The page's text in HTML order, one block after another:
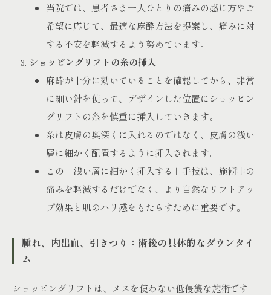
当院では、患者さま一人ひとりの痛みの感じ方やご
希望に応じて、最適な麻酔方法を提案し、痛みに対
する不安を軽減するよう努めています。
ショッピングリフトの糸の挿入
麻酔が十分に効いていることを確認してから、非常
に細い針を使って、デザインした位置にショッピン
グリフトの糸を慎重に挿入していきます。
糸は皮膚の奥深くに入れるのではなく、皮膚の浅い
層に細かく配置するように挿入されます。
この「浅い層に細かく挿入する」手技は、施術中の
痛みを軽減するだけでなく、より自然なリフトアッ
プ効果と肌のハリ感をもたらすために重要です。
腫れ、内出血、引きつり：術後の具体的なダウンタイ
ム
ショッピングリフトは、メスを使わない低侵襲な施術です